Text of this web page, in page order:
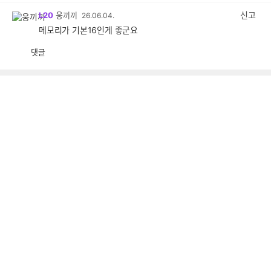
L20 웅끼끼 26.06.04.
신고
메모리가 기본16인게 좋군요
댓글